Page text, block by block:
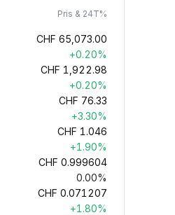
Pris & 24T%
CHF 65,073.00
+0.20%
CHF 1,922.98
+0.20%
CHF 76.33
+3.30%
CHF 1.046
+1.90%
CHF 0.999604
0.00%
CHF 0.071207
+1.80%